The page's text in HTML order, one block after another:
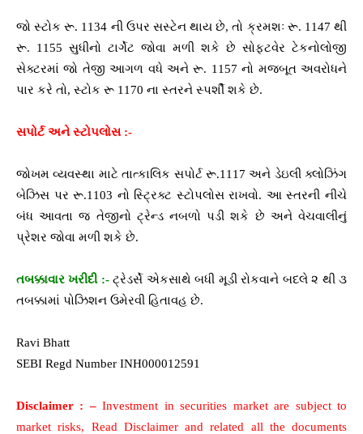
જો સ્ટોક રૂ. 1134 ની ઉપર સસ્ટેન થાય છે, તો ક્રમશઃ રૂ. 1147 થી
રૂ. 1155 સુધીનો ટાર્ગેટ જોવા મળી શકે છે સોફ્ટવેર ટેકનોલોજી
સેક્ટરમાં જો તેજી આગળ વધે અને રૂ. 1157 નો મજબૂત અવરોધને
પાર કરે તો, સ્ટોક રૂ 1170 ના સ્તરને સ્પર્શી શકે છે.
સપોર્ટ અને સ્ટોપલોસ :-
જોખમ વ્યવસ્થા માટે તાત્કાલિક સપોર્ટ રૂ.1117 અને ડેઇલી ક્લોઝિંગ
બેઝિસ પર રૂ.1103 નો સ્ટ્રિક્ટ સ્ટોપલોસ રાખવો. આ સ્તરની નીચે
બંધ આવતા જ તેજીનો ટ્રેન્ડ નબળો પડી શકે છે અને વેચવાલીનું
પ્રેશર જોવા મળી શકે છે.
તબક્કાવાર ખરીદી :-ટ્રેડર્સે એકસાથે બધી મૂડી રોકવાને બદલે ૨ થી ૩
તબક્કામાં પોઝિશન ઉમેરવી હિતાવહ છે.
Ravi Bhatt
SEBI Regd Number INH000012591
Disclaimer : –Investment in securities market are subject to
market risks, Read Disclaimer and related all the documents